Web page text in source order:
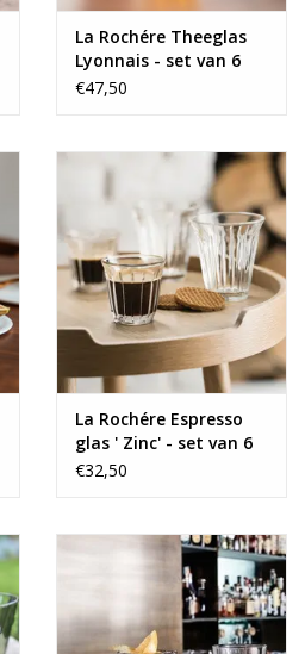
La Rochére Theeglas
Lyonnais - set van 6
€47,50
La Rochére Espresso
glas ' Zinc' - set van 6
€32,50